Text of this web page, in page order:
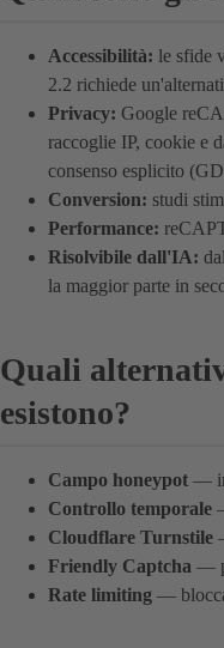
Accessibilità: le sfide
2.2 richiede
Privacy: Google
raccoglie IP, cookie e
consenso esplicito
Conversion: studi
Performance:
Risolvibile dall'IA:
la maggior parte in
Quali
esistono?
Campo honeypot —
Controllo temporale
Cloudflare Turnstile
Friendly Captcha —
Rate limiting —